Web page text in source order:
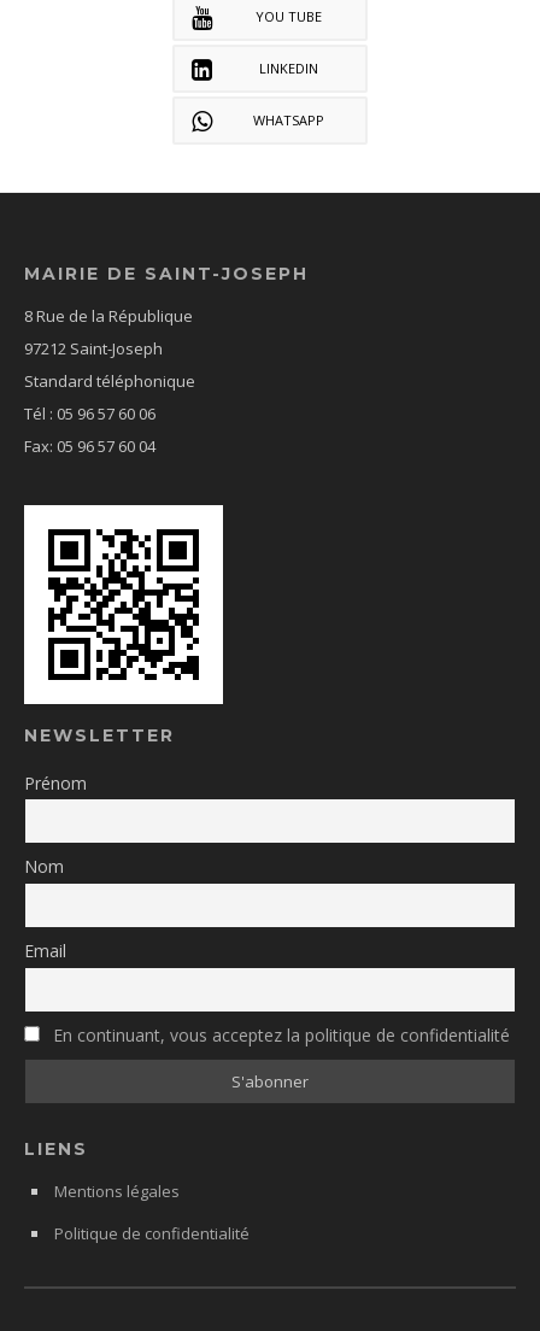
YOU TUBE
LINKEDIN
WHATSAPP
MAIRIE DE SAINT-JOSEPH
8 Rue de la République
97212 Saint-Joseph
Standard téléphonique
Tél : 05 96 57 60 06
Fax: 05 96 57 60 04
NEWSLETTER
Prénom
Nom
Email
En continuant, vous acceptez la politique de confidentialité
LIENS
Mentions légales
Politique de confidentialité